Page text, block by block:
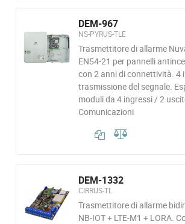
DEM-967
NS-PYRUS-TLE
Trasmettitore di allarme
EN54-21 per pannelli
con 2 anni di connettività. 4
trasmissione del segnale.
moduli da 4 ingressi / 2
Comunicazioni
DEM-1332
CIRRUS-TL
Trasmettitore di allarme
NB-IOT + LTE-M1 + LORA.